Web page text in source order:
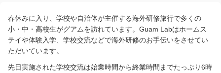
体験・ファンダイビング
春休みに入り、学校や自治体が主催する海外研修旅行で多くの
小・中・高校生がグアムを訪れています。Guam Labはホームス
テイや体験入学、学校交流などで海外研修のお手伝いをさせてい
ただいています。
先日実施された学校交流は始業時間から終業時間までたっぷり6時